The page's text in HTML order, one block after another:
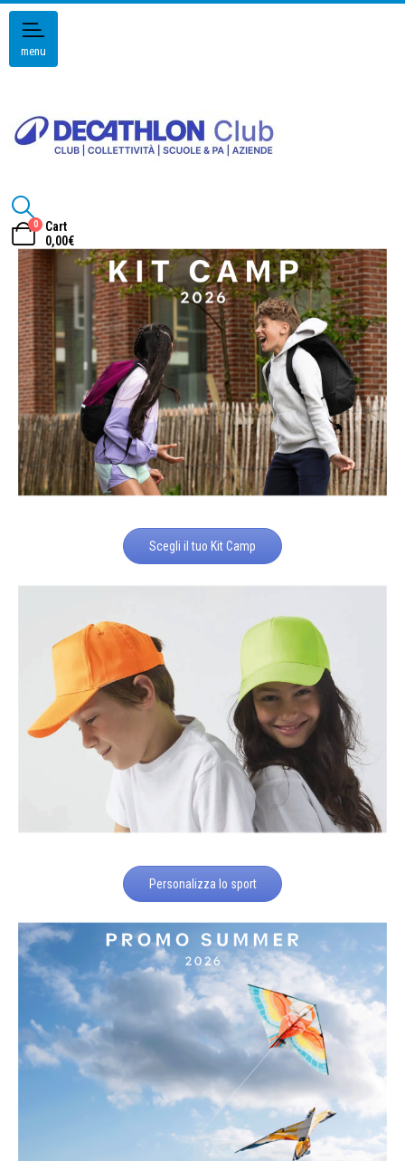
menu
0
Cart
0,00€
Scegli il tuo Kit Camp
Personalizza lo sport